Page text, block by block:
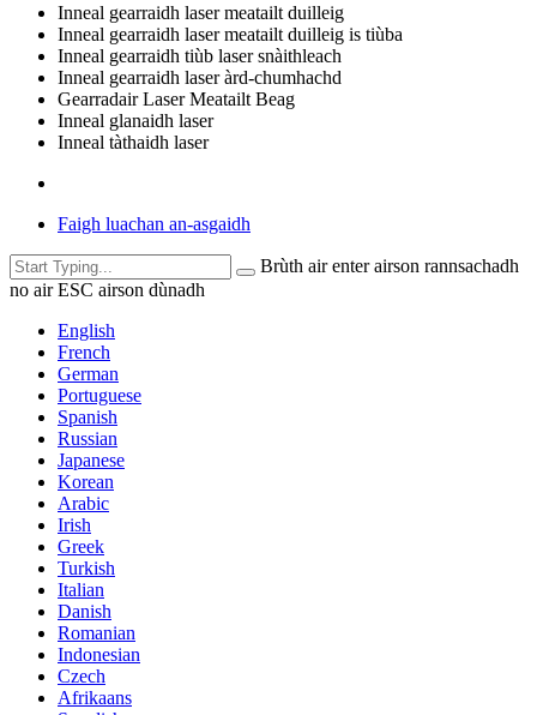
Inneal gearraidh laser meatailt duilleig
Inneal gearraidh laser meatailt duilleig is tiùba
Inneal gearraidh tiùb laser snàithleach
Inneal gearraidh laser àrd-chumhachd
Gearradair Laser Meatailt Beag
Inneal glanaidh laser
Inneal tàthaidh laser
Faigh luachan an-asgaidh
Brùth air enter airson rannsachadh
no air ESC airson dùnadh
English
French
German
Portuguese
Spanish
Russian
Japanese
Korean
Arabic
Irish
Greek
Turkish
Italian
Danish
Romanian
Indonesian
Czech
Afrikaans